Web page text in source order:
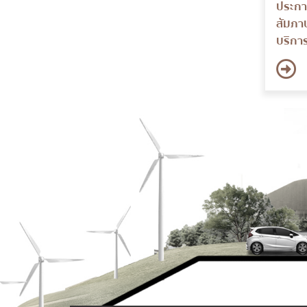
ประก
สัมภา
บริก